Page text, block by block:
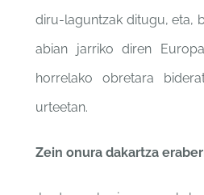
diru-laguntzak ditugu, eta,
abian jarriko diren
horrelako obretara
urteetan.
Zein onura dakartza